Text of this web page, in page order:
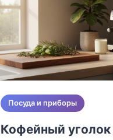
Посуда и приборы
Кофейный уголок